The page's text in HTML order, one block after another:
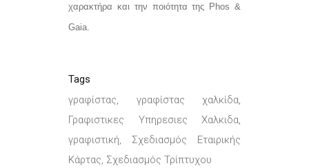
χαρακτήρα και την ποιότητα της Phos &
Gaia.
Tags
γραφίστας, γραφίστας χαλκίδα,
Γραφιστικες Υπηρεσιες Χαλκιδα,
γραφιστική, Σχεδιασμός Εταιρικής
Κάρτας, Σχεδιασμός Τρίπτυχου